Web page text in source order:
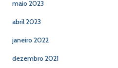
maio 2023
abril 2023
janeiro 2022
dezembro 2021